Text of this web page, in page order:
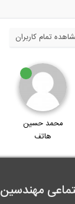
تمام کاربران
محمد حسین
هاتف
مهندسین 808